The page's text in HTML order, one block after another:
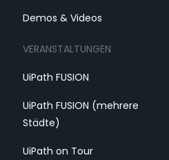
Demos & Videos
VERANSTALTUNGEN
UiPath FUSION
UiPath FUSION (mehrere
Städte)
UiPath on Tour